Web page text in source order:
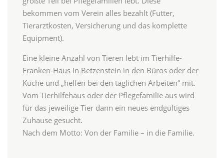
bekommen vom Verein alles bezahlt (Futter,
Tierarztkosten, Versicherung und das komplette
Equipment).
Eine kleine Anzahl von Tieren lebt im Tierhilfe-
Franken-Haus in Betzenstein in den Büros oder der
Küche und „helfen bei den täglichen Arbeiten“ mit.
Vom Tierhilfehaus oder der Pflegefamilie aus wird
für das jeweilige Tier dann ein neues endgültiges
Zuhause gesucht.
Nach dem Motto: Von der Familie – in die Familie.